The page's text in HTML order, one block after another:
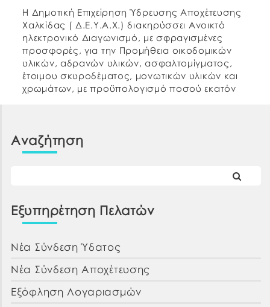
Η Δημοτική Επιχείρηση Ύδρευσης Αποχέτευσης
Χαλκίδας ( Δ.Ε.Υ.Α.Χ.) διακηρύσσει Ανοικτό
ηλεκτρονικό Διαγωνισμό, με σφραγισμένες
προσφορές, για την Προμήθεια οικοδομικών
υλικών, αδρανών υλικών, ασφαλτομίγματος,
έτοιμου σκυροδέματος, μονωτικών υλικών και
χρωμάτων, με προϋπολογισμό ποσού εκατόν
της σύμβασης την […]
Αναζήτηση
Εξυπηρέτηση Πελατών
Νέα Σύνδεση Ύδατος
Νέα Σύνδεση Αποχέτευσης
Εξόφληση Λογαριασμών